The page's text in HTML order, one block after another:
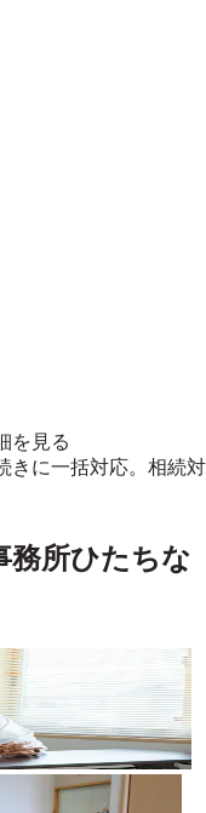
を見る
きに一括対応。相続対
務所ひたちな